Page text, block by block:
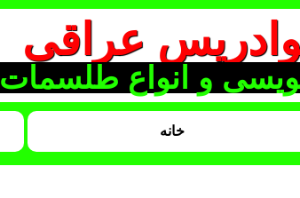
عراقی
و انواع طلسمات
خانه